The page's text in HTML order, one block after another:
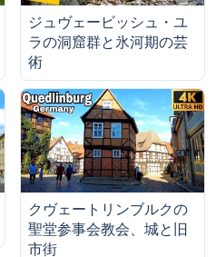
ジュヴェービッシュ・ユ
ラの洞窟群と氷河期の芸
術
クヴェートリンブルクの
聖堂参事会教会、城と旧
市街